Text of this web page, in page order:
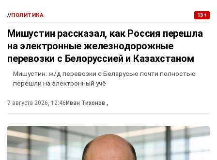
//ПОЛИТИКА 13+
Мишустин рассказал, как Россия перешла
на электронные железнодорожные
перевозки с Белоруссией и Казахстаном
Мишустин: ж/д перевозки с Беларусью почти полностью
перешли на электронный учё
7 августа 2026, 12:46Иван Тихонов ,